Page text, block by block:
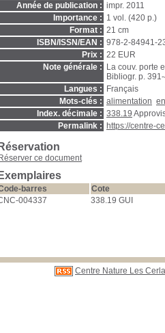
Année de publication : impr. 2011
Importance : 1 vol. (420 p.)
Format : 21 cm
ISBN/ISSN/EAN : 978-2-84941-
Prix : 22 EUR
Note générale :
La couv. porte
Bibliogr. p.
Langues :
Français
Mots-clés : alimentation
Index. décimale : 338.19
Permalink :
https://centre-
Réservation
Réserver ce document
Exemplaires
barres
Cote
004337
338.19 GUI
Centre Nature Les